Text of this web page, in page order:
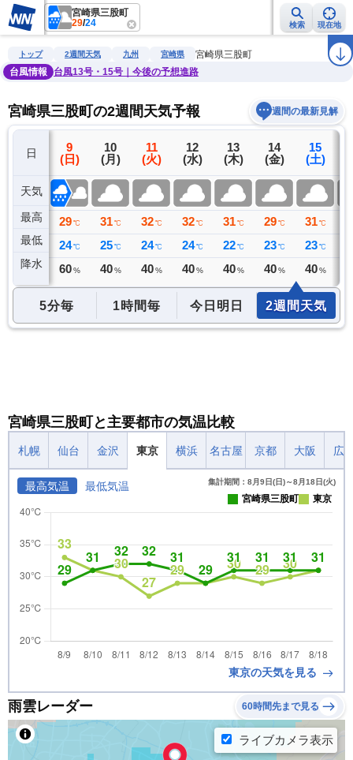
宮崎県三股町
29/24 検索 現在地
雨雲レーダー 台風情報 地震情報 警報・注意報 ラ
トップ 2週間天気 九州 宮崎県
宮崎県三股町
台風情報
台風13号・15号｜今後の予想進路
宮崎県三股町の2週間天気予報 週間の最新見解
日
天気
最高
最低
降水
8
(土)
28 ℃
24 ℃
32ミリ
9
(日)
29 ℃
24 ℃
60 %
10
(月)
31 ℃
25 ℃
40 %
11
(火)
32 ℃
24 ℃
40 %
12
(水)
32 ℃
24 ℃
40 %
13
(木)
31 ℃
22 ℃
40 %
14
(金)
29 ℃
23 ℃
40 %
15
(土)
31 ℃
23 ℃
40 %
5分毎 1時間毎 今日明日 2週間天気
宮崎県三股町と主要都市の気温比較
札幌 仙台 金沢 東京 横浜 名古屋 京都 大阪 広
最高気温 最低気温 集計期間：8月9日(日)～8月18日(火)
宮崎県三股町 東京
東京の天気を見る
雨雲レーダー 60時間先まで見る